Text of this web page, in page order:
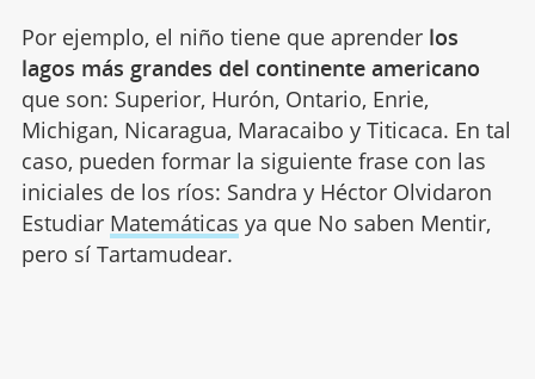
Por ejemplo, el niño tiene que aprender los
lagos más grandes del continente americano
que son: Superior, Hurón, Ontario, Enrie,
Michigan, Nicaragua, Maracaibo y Titicaca. En tal
caso, pueden formar la siguiente frase con las
iniciales de los ríos: Sandra y Héctor Olvidaron
Estudiar Matemáticas ya que No saben Mentir,
pero sí Tartamudear.